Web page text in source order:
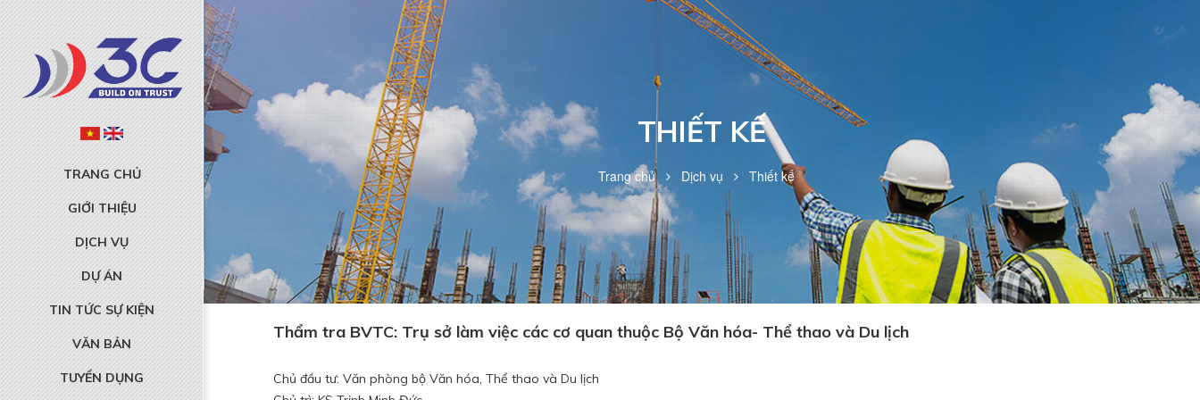
TRANG CHỦ
GIỚI THIỆU
DỊCH VỤ
DỰ ÁN
TIN TỨC SỰ KIỆN
VĂN BẢN
TUYỂN DỤNG
THIẾT KẾ
Trang chủ Dịch vụ Thiết kế
Thẩm tra BVTC: Trụ sở làm việc các cơ quan thuộc Bộ Văn hóa- Thể thao và Du lịch
Chủ đầu tư: Văn phòng bộ Văn hóa, Thể thao và Du lịch